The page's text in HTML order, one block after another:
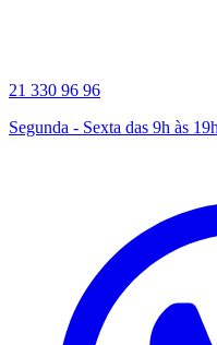
21 330 96 96
Segunda - Sexta das 9h às